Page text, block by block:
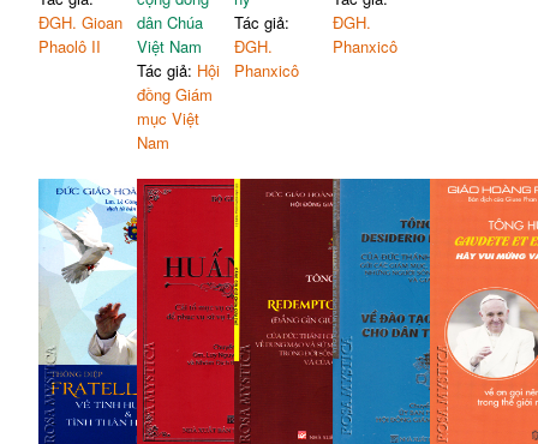
ĐGH. Gioan
Phaolô II
dân Chúa
Việt Nam
Tác giả: Hội
đồng Giám
mục Việt
Nam
Tác giả:
ĐGH.
Phanxicô
ĐGH.
Phanxicô